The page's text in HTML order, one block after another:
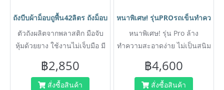
ถังบีบผ้าม็อบถูพื้น42ลิตร ถังม็อบ ถังถูพื้น ถังม็อปติดล้อ ถังทำความสะ
ตัวถังผลิตจากพลาสติก มือจับ
หุ้มด้วยยาง ใช้งานไม่เจ็บมือ มี
ใช้มือบีบ
฿2,850
สั่งซื้อสินค้า
หนาพิเศษ! รุ่นPROรถเข็นทำความ
หนาพิเศษ! รุ่น Pro ล้าง
ทำความสะอาดง่าย ไม่เป็นสนิม
รณ์เยอะๆและหนัก ช่วยให้
เบาแรงได้
฿4,600
สั่งซื้อสินค้า